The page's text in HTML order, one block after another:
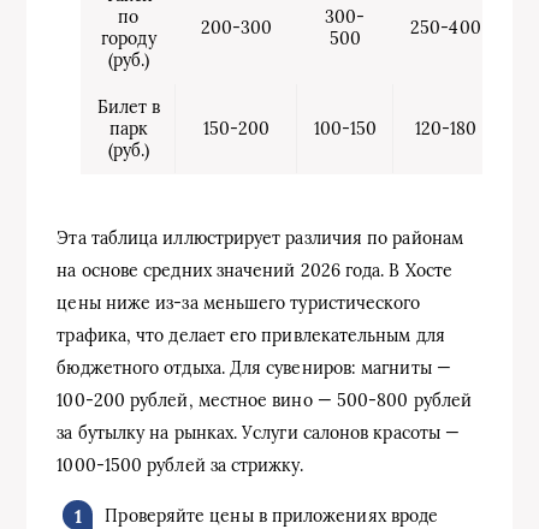
по
городу
(руб.)
200-300
300-
500
250-400
Билет в
парк
(руб.)
150-200 100-150 120-180
Эта таблица иллюстрирует различия по районам
на основе средних значений 2026 года. В Хосте
цены ниже из-за меньшего туристического
трафика, что делает его привлекательным для
бюджетного отдыха. Для сувениров: магниты —
100-200 рублей, местное вино — 500-800 рублей
за бутылку на рынках. Услуги салонов красоты —
1000-1500 рублей за стрижку.
Проверяйте цены в приложениях вроде